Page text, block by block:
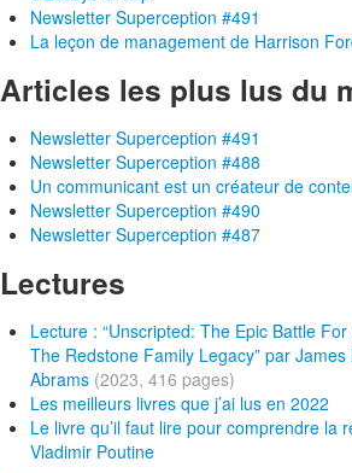
Newsletter Superception #491
La leçon de management de Harrison
Articles les plus lus du
Newsletter Superception #491
Newsletter Superception #488
Un communicant est un créateur de
Newsletter Superception #490
Newsletter Superception #487
Lectures
Lecture : “Unscripted: The Epic Battle
The Redstone Family Legacy” par
Abrams (2023, 416 pages)
Les meilleurs livres que j’ai lus en 2022
Le livre qu’il faut lire pour comprendre la
Vladimir Poutine